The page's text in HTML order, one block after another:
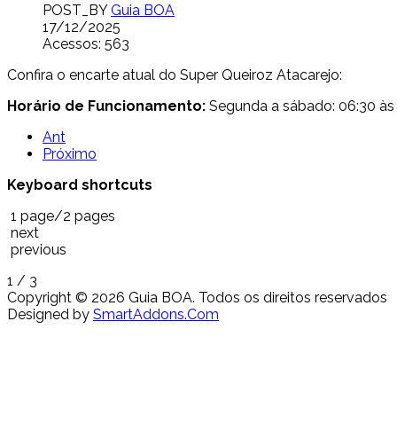
POST_BYGuia BOA
17/12/2025
Acessos: 563
Confira o encarte atual do Super Queiroz Atacarejo:
Horário de Funcionamento: Segunda a sábado: 06:30
Ant
Próximo
Keyboard shortcuts
1 page/2 pages
next
previous
1 / 3
Copyright © 2026 Guia BOA. Todos os direitos reservados
Designed by SmartAddons.Com